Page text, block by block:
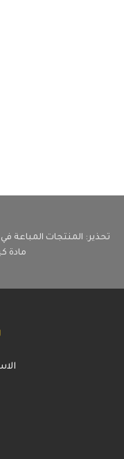
تحذير: المنتجات المباعة
مادة